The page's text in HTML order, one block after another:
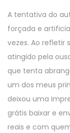
A tentativa do
forçada e
vezes. Ao refletir
atingido pela
que tenta
um dos meus
deixou uma
grátis baixar e
reais e com